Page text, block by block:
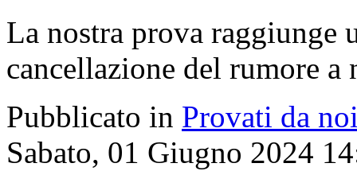
La nostra prova raggiunge
cancellazione del rumore
Pubblicato in Provati da
Sabato, 01 Giugno 2024